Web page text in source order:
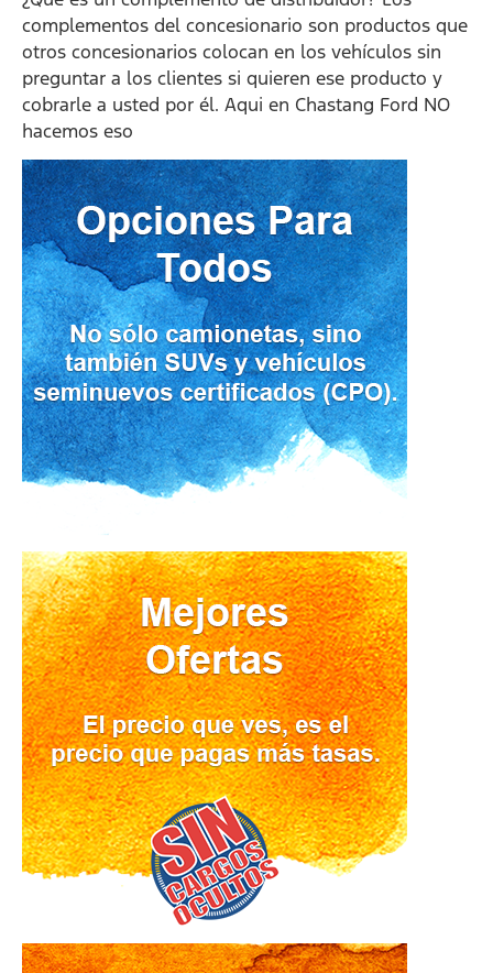
complementos del concesionario son productos que
otros concesionarios colocan en los vehículos sin
preguntar a los clientes si quieren ese producto y
cobrarle a usted por él. Aqui en Chastang Ford NO
hacemos eso